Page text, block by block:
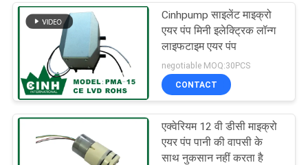
नियंत्रण
करें
समाचार
डायाफ्राम एयर पंप
44
Cinhpump साइलेंट माइक्रो
एयर पंप मिनी इलेक्ट्रिक लॉन्ग
लाइफटाइम एयर पंप
negotiable MOQ:30PCS
CONTACT
एक्वेरियम 12 वी डीसी माइक्रो
एयर पंप पानी की वापसी के
साथ नुकसान नहीं करता है